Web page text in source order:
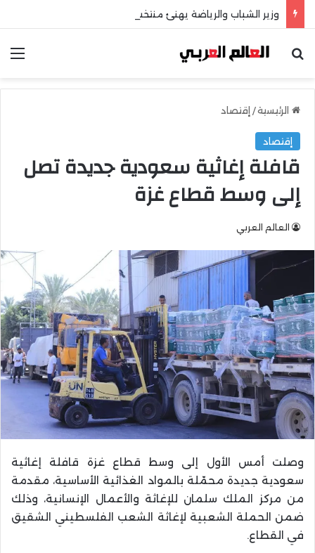
وزير الشباب والرياضة يهنئ منتخب مصر للشطرنج
بحث عن
الرئيسية/ إقتصاد
إقتصاد
قافلة إغاثية سعودية جديدة تصل
إلى وسط قطاع غزة
العالم العربي
وصلت أمس الأول إلى وسط قطاع غزة قافلة إغاثية
سعودية جديدة محمّلة بالمواد الغذائية الأساسية، مقدمة
من مركز الملك سلمان للإغاثة والأعمال الإنسانية، وذلك
ضمن الحملة الشعبية لإغاثة الشعب الفلسطيني الشقيق
في القطاع.